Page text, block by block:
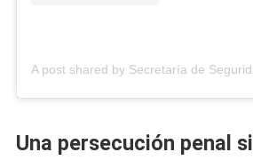
Una persecución penal